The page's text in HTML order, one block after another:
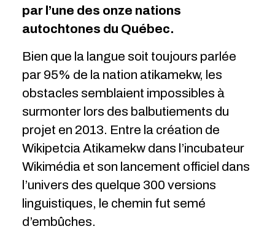
par l’une des onze nations
autochtones du Québec.
Bien que la langue soit toujours parlée
par 95% de la nation atikamekw, les
obstacles semblaient impossibles à
surmonter lors des balbutiements du
projet en 2013. Entre la création de
Wikipetcia Atikamekw dans l’incubateur
Wikimédia et son lancement officiel dans
l’univers des quelque 300 versions
linguistiques, le chemin fut semé
d’embûches.